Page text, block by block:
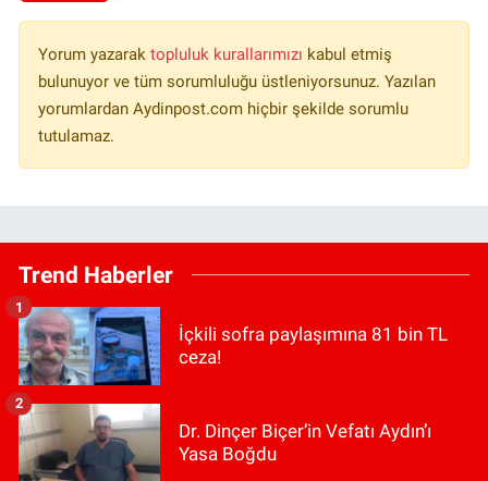
Yorum yazarak topluluk kurallarımızı kabul etmiş
bulunuyor ve tüm sorumluluğu üstleniyorsunuz. Yazılan
yorumlardan Aydinpost.com hiçbir şekilde sorumlu
tutulamaz.
Trend Haberler
İçkili sofra paylaşımına 81 bin TL
ceza!
1
Dr. Dinçer Biçer’in Vefatı Aydın’ı
Yasa Boğdu
2